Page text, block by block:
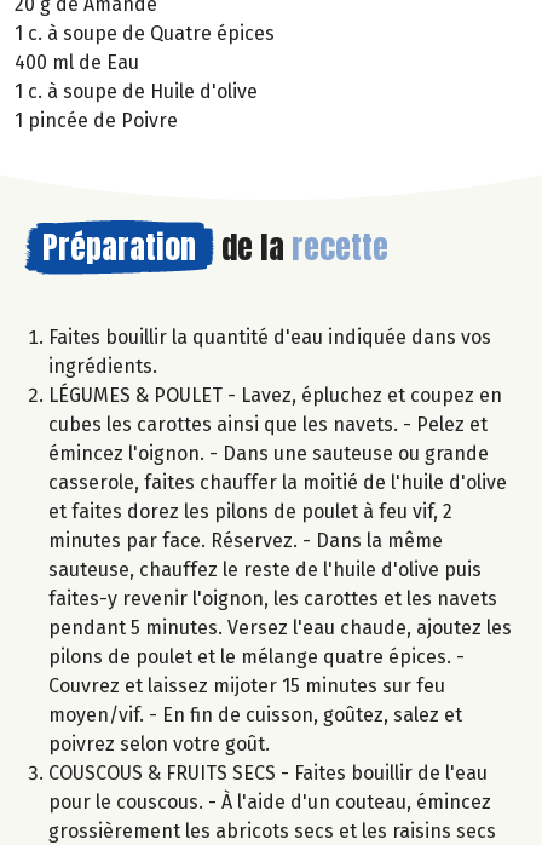
20 g de Amande
1 c. à soupe de Quatre épices
400 ml de Eau
1 c. à soupe de Huile d'olive
1 pincée de Poivre
Préparation de la recette
Faites bouillir la quantité d'eau indiquée dans vos
ingrédients.
LÉGUMES & POULET - Lavez, épluchez et coupez en
cubes les carottes ainsi que les navets. - Pelez et
émincez l'oignon. - Dans une sauteuse ou grande
casserole, faites chauffer la moitié de l'huile d'olive
et faites dorez les pilons de poulet à feu vif, 2
minutes par face. Réservez. - Dans la même
sauteuse, chauffez le reste de l'huile d'olive puis
faites-y revenir l'oignon, les carottes et les navets
pendant 5 minutes. Versez l'eau chaude, ajoutez les
pilons de poulet et le mélange quatre épices. -
Couvrez et laissez mijoter 15 minutes sur feu
moyen/vif. - En fin de cuisson, goûtez, salez et
poivrez selon votre goût.
COUSCOUS & FRUITS SECS - Faites bouillir de l'eau
pour le couscous. - À l'aide d'un couteau, émincez
grossièrement les abricots secs et les raisins secs